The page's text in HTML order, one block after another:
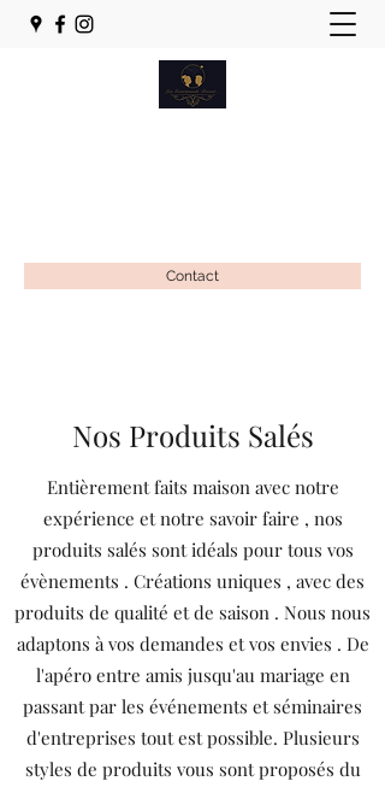
Contact
Nos Produits Salés
Entièrement faits maison avec notre
expérience et notre savoir faire , nos
produits salés sont idéals pour tous vos
évènements . Créations uniques , avec des
produits de qualité et de saison . Nous nous
adaptons à vos demandes et vos envies . De
l'apéro entre amis jusqu'au mariage en
passant par les événements et séminaires
d'entreprises tout est possible. Plusieurs
styles de produits vous sont proposés du